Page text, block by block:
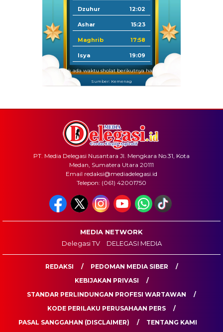
Dzuhur 12:02
Ashar 15:23
Maghrib 17:58
Isya 19:09
Tidak ada waktu sholat berikutnya hari ini.
Sumber: Kemenag
PT. Media Delegasi Nusantara Jl. Mengkara No.31, Kota
Medan, Sumatera Utara 20111
Email redaksi@mediadelegasi.id
Telepon: (061) 42001750
MEDIA NETWORK
Delegasi TV
DELEGASI MEDIA
REDAKSI
PEDOMAN MEDIA SIBER
KEBIJAKAN PRIVASI
STANDAR PERLINDUNGAN PROFESI WARTAWAN
KODE PERILAKU PERUSAHAAN PERS
PASAL SANGGAHAN (DISCLAIMER)
TENTANG KAMI